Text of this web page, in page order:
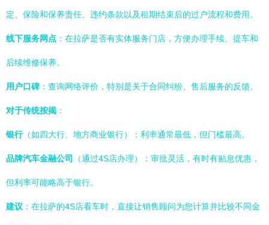
定、保险和保养责任、违约条款以及租期结束后的过户流程和费用。
线下服务网点 ：在拉萨是否有实体服务门店，方便办理手续、提车和
后续维修保养。
用户口碑 ：查询网络评价，特别是关于合同纠纷、售后服务的反馈。
对于传统按揭 ：
银行（如四大行、地方商业银行）：利率通常最低，但门槛最高。
品牌汽车金融公司 （通过4S店办理）：审批灵活，有时有贴息优惠，
但利率可能略高于银行。
建议 ：在拉萨的4S店看车时，直接让销售顾问为您计算并比较不同金